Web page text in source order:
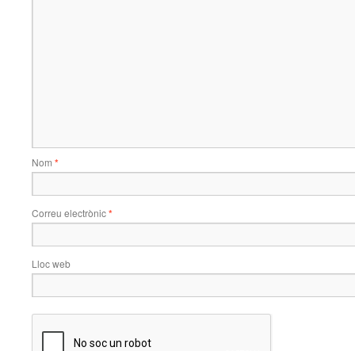
Nom *
Correu electrònic*
Lloc web